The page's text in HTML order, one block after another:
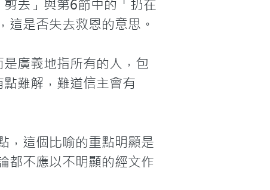
去」與第6節中的「扔在
是否失去救恩的意思。
廣義地指所有的人，包
難解，難道信主會有
，這個比喻的重點明顯是
都不應以不明顯的經文作